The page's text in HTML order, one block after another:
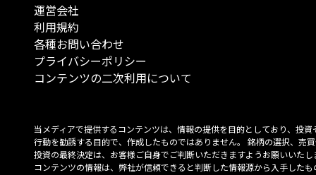
運営会社
利用規約
各種お問い合わせ
プライバシーポリシー
コンテンツの二次利用について
当メディアで提供するコンテンツは、情報の提供を目的としており、投資
行動を勧誘する目的で、作成したものではありません。 銘柄の選択、売
投資の最終決定は、お客様ご自身でご判断いただきますようお願いいたし
コンテンツの情報は、弊社が信頼できると判断した情報源から入手したも